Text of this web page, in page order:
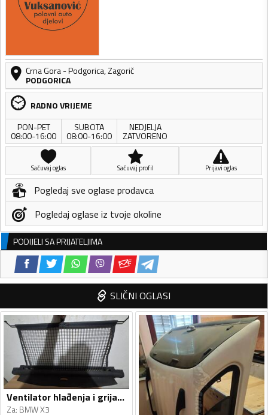
Crna Gora-Podgorica,Zagorič
PODGORICA
RADNO VRIJEME
PON-PET
08:00-16:00
SUBOTA
08:00-16:00
NEDJELJA
ZATVORENO
Sačuvaj oglas Sačuvaj profil Prijavi oglas
Pogledaj sve oglase prodavca
Pogledaj oglase iz tvoje okoline
PODIJELI SA PRIJATELJIMA
SLIČNI OGLASI
Ventilator hlađenja i grijanja za X3
Za: BMW X3